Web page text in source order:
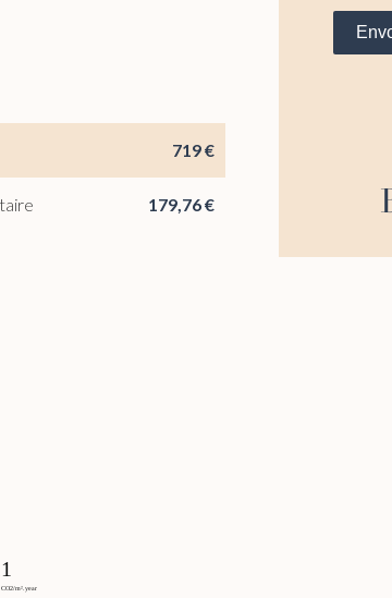
719 €
179,76 €